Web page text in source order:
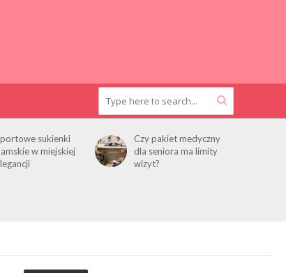
sukienki
w miejskiej
Czy pakiet medyczny
dla seniora ma limity
wizyt?